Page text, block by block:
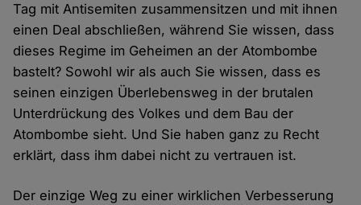
Tag mit Antisemiten zusammensitzen und mit ihnen
einen Deal abschließen, während Sie wissen, dass
dieses Regime im Geheimen an der Atombombe
bastelt? Sowohl wir als auch Sie wissen, dass es
seinen einzigen Überlebensweg in der brutalen
Unterdrückung des Volkes und dem Bau der
Atombombe sieht. Und Sie haben ganz zu Recht
erklärt, dass ihm dabei nicht zu vertrauen ist.
Der einzige Weg zu einer wirklichen Verbesserung